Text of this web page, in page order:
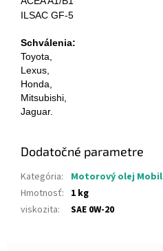
ILSAC GF-5
Schválenia:
Toyota,
Lexus,
Honda,
Mitsubishi,
Jaguar.
Dodatočné parametre
Kategória:
Motorový olej Mobil
Hmotnosť: 1 kg
viskozita: SAE 0W-20